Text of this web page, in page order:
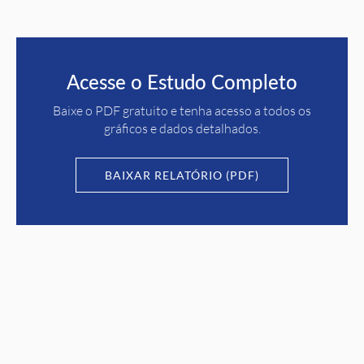
Acesse o Estudo Completo
Baixe o PDF gratuito e tenha acesso a todos os
gráficos e dados detalhados.
BAIXAR RELATÓRIO (PDF)